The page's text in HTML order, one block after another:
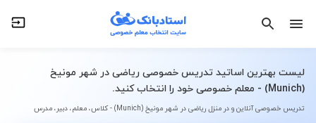
لیست بهترین اساتید تدریس خصوصی ریاضی در شهر مونیخ
(Munich) - معلم خصوصی خود را انتخاب کنید.
تدریس خصوصی آنلاین و در منزل ریاضی در شهر مونیخ (Munich) - کلاس، معلم، دبیر، مدرس
انتخاب درس